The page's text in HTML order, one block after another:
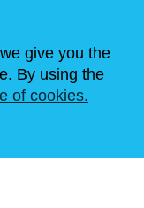
UNS
give you the
By using the
of cookies.